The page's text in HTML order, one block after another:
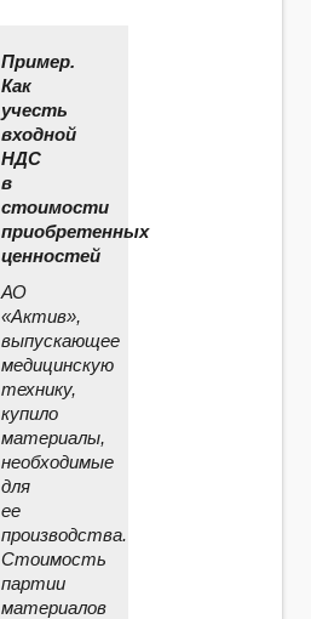
Пример.
Как
учесть
входной
НДС
в
стоимости
приобретенных
ценностей
АО
«Актив»,
выпускающее
медицинскую
технику,
купило
материалы,
необходимые
для
ее
производства.
Стоимость
партии
материалов